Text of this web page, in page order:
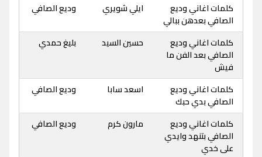
كلمات اغاني وديع
الصافي بعدهن ببالي
ايلي شويري وديع الصافي
كلمات اغاني وديع
الصافي بعد الفن ما
فيش
حسين السيد بليغ حمدي
كلمات اغاني وديع
الصافي بدي حبك
اسعد سابا وديع الصافي
كلمات اغاني وديع
الصافي بتنهد وايدي
على خدي
مارون كرم وديع الصافي